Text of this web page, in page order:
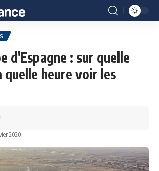
d'Espagne : sur quelle
quelle heure voir les
2020